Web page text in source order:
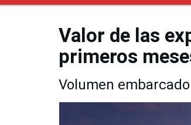
Valor de las
primeros
Volumen